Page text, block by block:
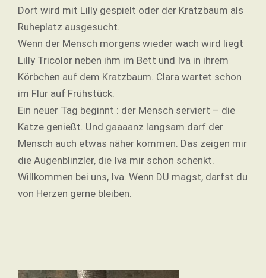
Dort wird mit Lilly gespielt oder der Kratzbaum als
Ruheplatz ausgesucht.
Wenn der Mensch morgens wieder wach wird liegt
Lilly Tricolor neben ihm im Bett und Iva in ihrem
Körbchen auf dem Kratzbaum. Clara wartet schon
im Flur auf Frühstück.
Ein neuer Tag beginnt : der Mensch serviert – die
Katze genießt. Und gaaaanz langsam darf der
Mensch auch etwas näher kommen. Das zeigen mir
die Augenblinzler, die Iva mir schon schenkt.
Willkommen bei uns, Iva. Wenn DU magst, darfst du
von Herzen gerne bleiben.